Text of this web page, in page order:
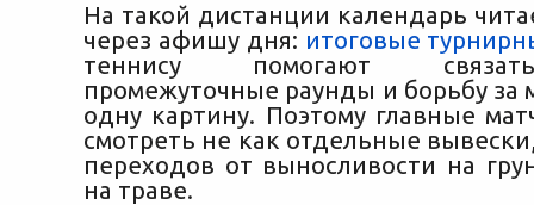
На такой дистанции календарь
через афишу дня: итоговые
теннису помогают
промежуточные раунды и борьбу за
одну картину. Поэтому главные
смотреть не как отдельные
переходов от выносливости на
на траве.